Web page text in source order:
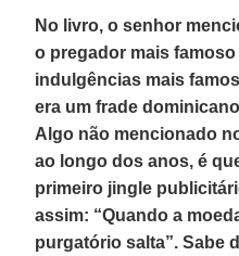
No livro, o senhor
o pregador mais
indulgências mais
era um frade
Algo não mencionado
ao longo dos anos, é
primeiro jingle
assim: “Quando a
purgatório salta”. Sabe